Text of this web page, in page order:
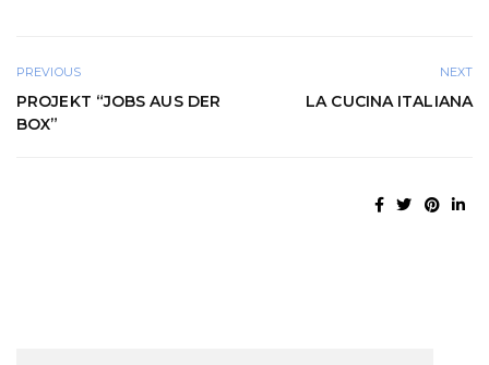
PREVIOUS
PROJEKT “JOBS AUS DER
BOX”
NEXT
LA CUCINA ITALIANA